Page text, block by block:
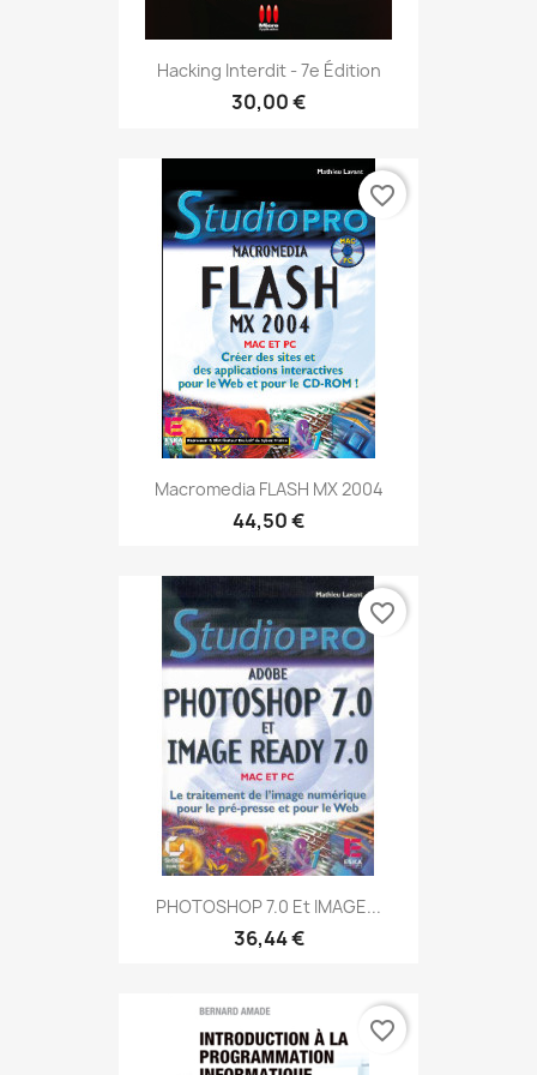
Hacking Interdit - 7e Édition
30,00 €
Macromedia FLASH MX 2004
44,50 €
favorite_border
PHOTOSHOP 7.0 Et IMAGE...
36,44 €
favorite_border
favorite_border